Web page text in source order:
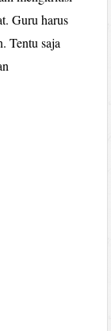
Guru harus
Tentu saja